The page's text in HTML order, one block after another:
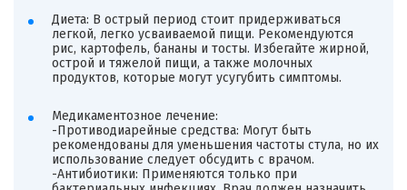
Диета: В острый период стоит придерживаться
легкой, легко усваиваемой пищи. Рекомендуются
рис, картофель, бананы и тосты. Избегайте жирной,
острой и тяжелой пищи, а также молочных
продуктов, которые могут усугубить симптомы.
Медикаментозное лечение:
-Противодиарейные средства: Могут быть
рекомендованы для уменьшения частоты стула, но их
использование следует обсудить с врачом.
-Антибиотики: Применяются только при